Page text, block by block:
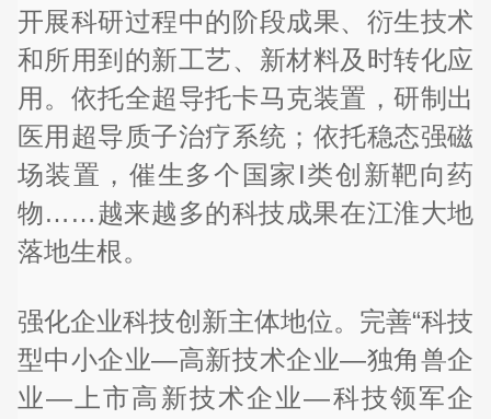
开展科研过程中的阶段成果、衍生技术
和所用到的新工艺、新材料及时转化应
用。依托全超导托卡马克装置，研制出
医用超导质子治疗系统；依托稳态强磁
场装置，催生多个国家I类创新靶向药
物……越来越多的科技成果在江淮大地
落地生根。
强化企业科技创新主体地位。完善“科技
型中小企业—高新技术企业—独角兽企
业—上市高新技术企业—科技领军企